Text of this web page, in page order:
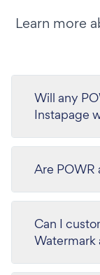
Learn more
Will any
Instapage
Are
Can I
Watermark